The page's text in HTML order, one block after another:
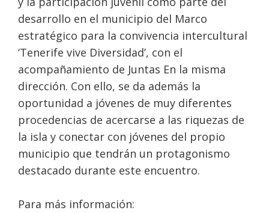
desarrollo en el municipio del Marco
estratégico para la convivencia intercultural
‘Tenerife vive Diversidad’, con el
acompañamiento de Juntas En la misma
dirección. Con ello, se da además la
oportunidad a jóvenes de muy diferentes
procedencias de acercarse a las riquezas de
la isla y conectar con jóvenes del propio
municipio que tendrán un protagonismo
destacado durante este encuentro.
Para más información: